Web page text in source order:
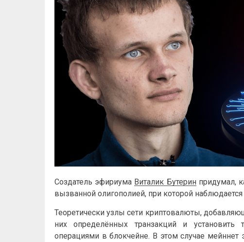
Создатель эфириума Виталик Бутеринпридумал,
вызванной олигополией, при которой
Теоретически узлы сети криптовалюты,
них определённых транзакций и
операциями в блокчейне. В этом случае мейннет